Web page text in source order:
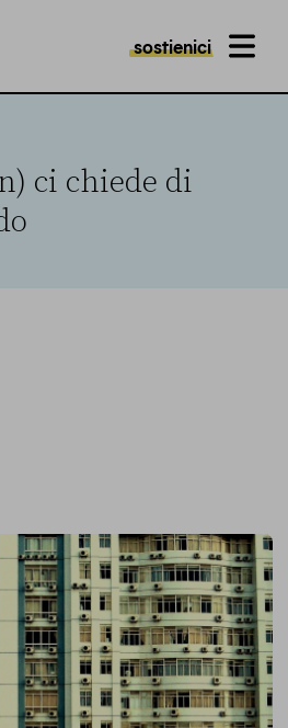
sostienici MENU
ci chiede di